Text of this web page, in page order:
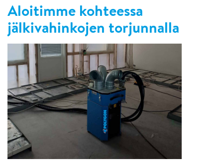
Aloitimme kohteessa
jälkivahinkojen torjunnalla